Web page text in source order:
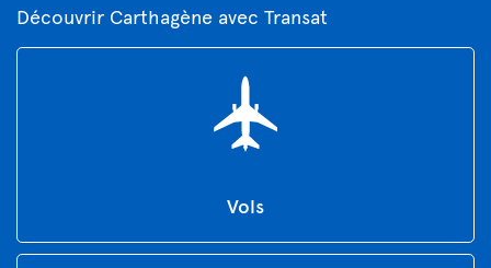
Découvrir Carthagène avec Transat
Vols